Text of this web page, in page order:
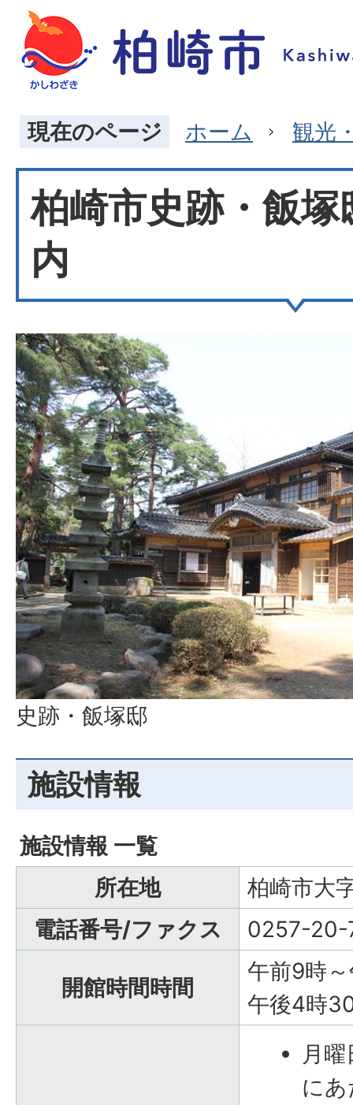
現在のページ ホーム 観光
柏崎市史跡・飯
内
史跡・飯塚邸
施設情報
施設情報 一覧
所在地
柏崎市大
電話番号/ファクス
0257-20-
開館時間時間
午前9時
午後4時
月
に